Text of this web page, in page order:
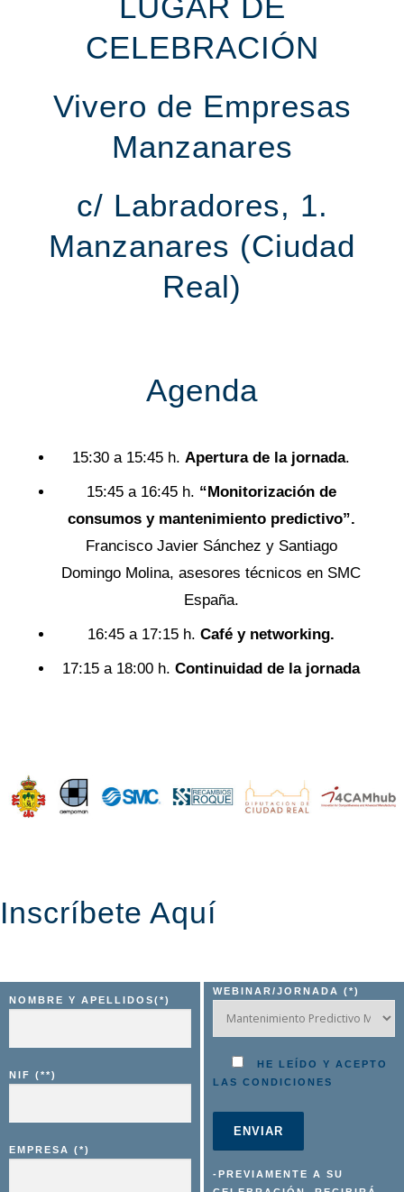
CELEBRACIÓN
Vivero de Empresas
Manzanares
c/ Labradores, 1.
Manzanares (Ciudad
Real)
Agenda
15:30 a 15:45 h. Apertura de la jornada.
15:45 a 16:45 h. “Monitorización de
consumos y mantenimiento predictivo”.
Francisco Javier Sánchez y Santiago
Domingo Molina, asesores técnicos en SMC
España.
16:45 a 17:15 h. Café y networking.
17:15 a 18:00 h. Continuidad de la jornada
Inscríbete Aquí
NOMBRE Y APELLIDOS(*)
NIF (**)
EMPRESA (*)
WEBINAR/JORNADA (*)
HE LEÍDO Y ACEPTO
LAS CONDICIONES
-PREVIAMENTE A SU